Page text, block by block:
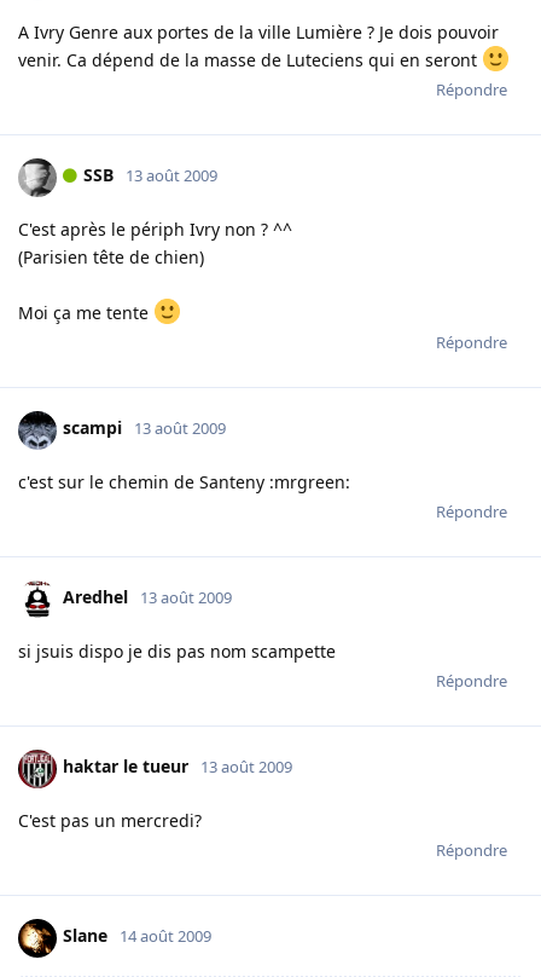
A Ivry Genre aux portes de la ville Lumière ? Je dois pouvoir
venir. Ca dépend de la masse de Luteciens qui en seront
Répondre
SSB 13 août 2009
C'est après le périph Ivry non ? ^^
(Parisien tête de chien)
Moi ça me tente
Répondre
scampi 13 août 2009
c'est sur le chemin de Santeny :mrgreen:
Répondre
Aredhel 13 août 2009
si jsuis dispo je dis pas nom scampette
Répondre
haktar le tueur 13 août 2009
C'est pas un mercredi?
Répondre
Slane 14 août 2009